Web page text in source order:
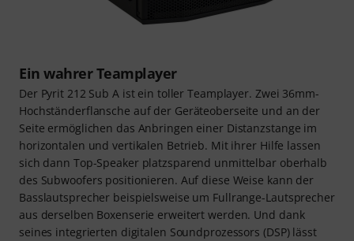
Ein wahrer Teamplayer
Der Pyrit 212 Sub A ist ein toller Teamplayer. Zwei 36mm-
Hochständerflansche auf der Geräteoberseite und an der
Seite ermöglichen das Anbringen einer Distanzstange im
horizontalen und vertikalen Betrieb. Mit ihrer Hilfe lassen
sich dann Top-Speaker platzsparend unmittelbar oberhalb
des Subwoofers positionieren. Auf diese Weise kann der
Basslautsprecher beispielsweise um Fullrange-Lautsprecher
aus derselben Boxenserie erweitert werden. Und dank
seines integrierten digitalen Soundprozessors (DSP) lässt